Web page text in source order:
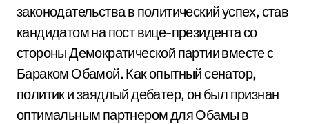
законодательства в политический успех, став
кандидатом на пост вице-президента со
стороны Демократической партии вместе с
Бараком Обамой. Как опытный сенатор,
политик и заядлый дебатер, он был признан
оптимальным партнером для Обамы в